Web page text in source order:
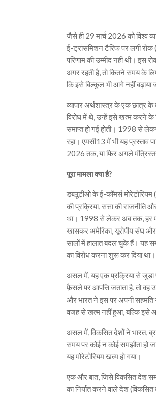
जैसे ही 29 मार्च 2026 को विश्व
ई-ट्रांसमिशन टैरिफ पर लगी रोक
परिणाम की उम्मीद नहीं थी। इस
अगर रहती है, तो कितने समय के
कि इसे बिल्कुल भी आगे नहीं बढ़ाया
व्यापार अर्थशास्त्र के एक छात्र
विरोध में थे, उन्हें इसे खत्म करने के
समाप्त हो गई होती। 1998 से
रहा। एमसी13 में भी यह प्रस्ताव
2026 तक, या फिर अगले
पूरा मामला क्या है?
डब्लूटीओ के ई-कॉमर्स
की प्रक्रिया, सत्ता की
था। 1998 से लेकर अब तक, हर
खासकर अमेरिका, यूरोपीय संघ और
सालों में हालात बदल चुके हैं। यह
का विरोध करना शुरू कर दिया था।
असल में, यह एक प्रक्रिया से
फ़ैसले पर आपत्ति जताता है, तो
और भारत ने इस पर अपनी सहमति
वजह से खत्म नहीं हुआ, बल्कि इसे
असल में, विकसित देशों ने भारत,
समय पर कोई न कोई समझौता हो
यह मोरेटोरियम खत्म हो गया।
एक और बात, जिसे विकसित देश
का निर्यात करने वाले देश